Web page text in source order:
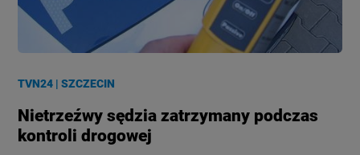
TVN24 |SZCZECIN
Nietrzeźwy sędzia zatrzymany podczas
kontroli drogowej